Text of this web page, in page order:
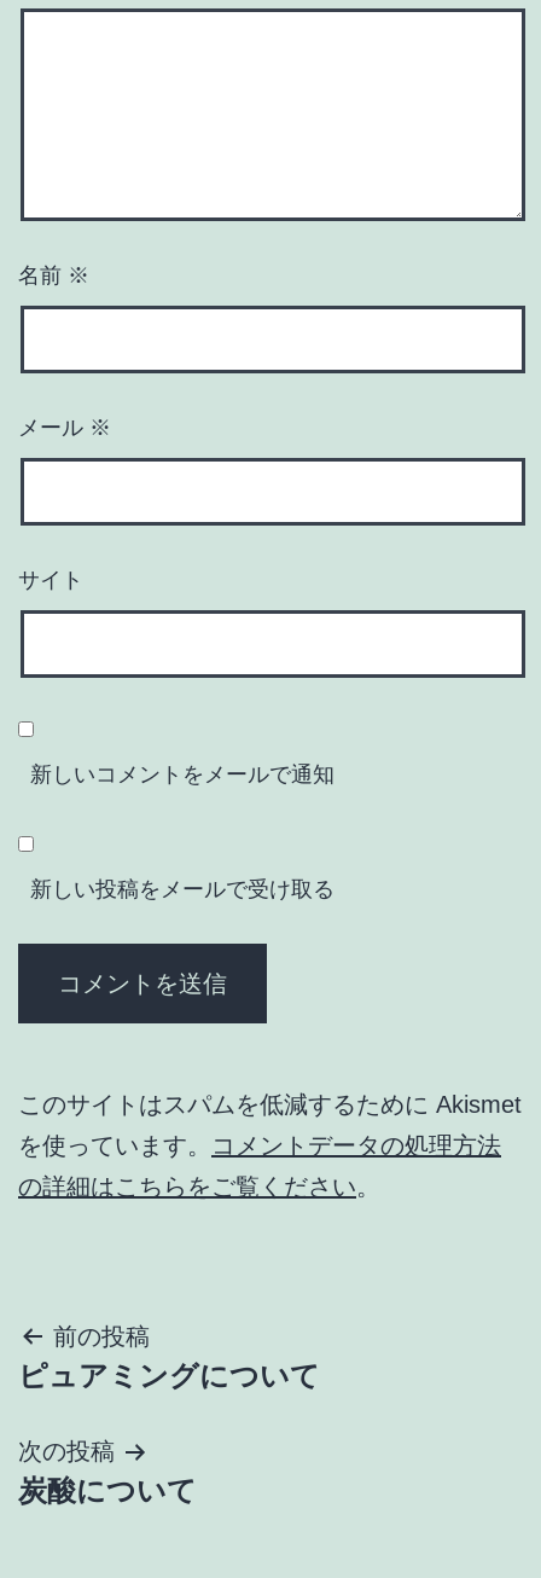
名前 ※
メール ※
サイト
新しいコメントをメールで通知
新しい投稿をメールで受け取る
このサイトはスパムを低減するために Akismet
を使っています。
コメントデータの処理方法
の詳細はこちらをご覧ください。
投
稿
ナ
ビ
前の投稿
ピュアミングについて
次の投稿
炭酸について